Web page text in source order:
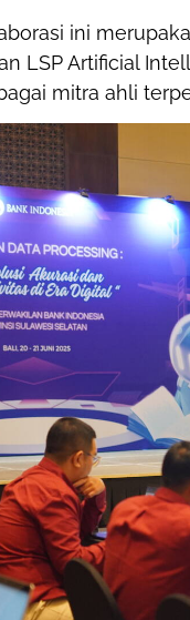
ini
LSP Artificial
mitra ahli